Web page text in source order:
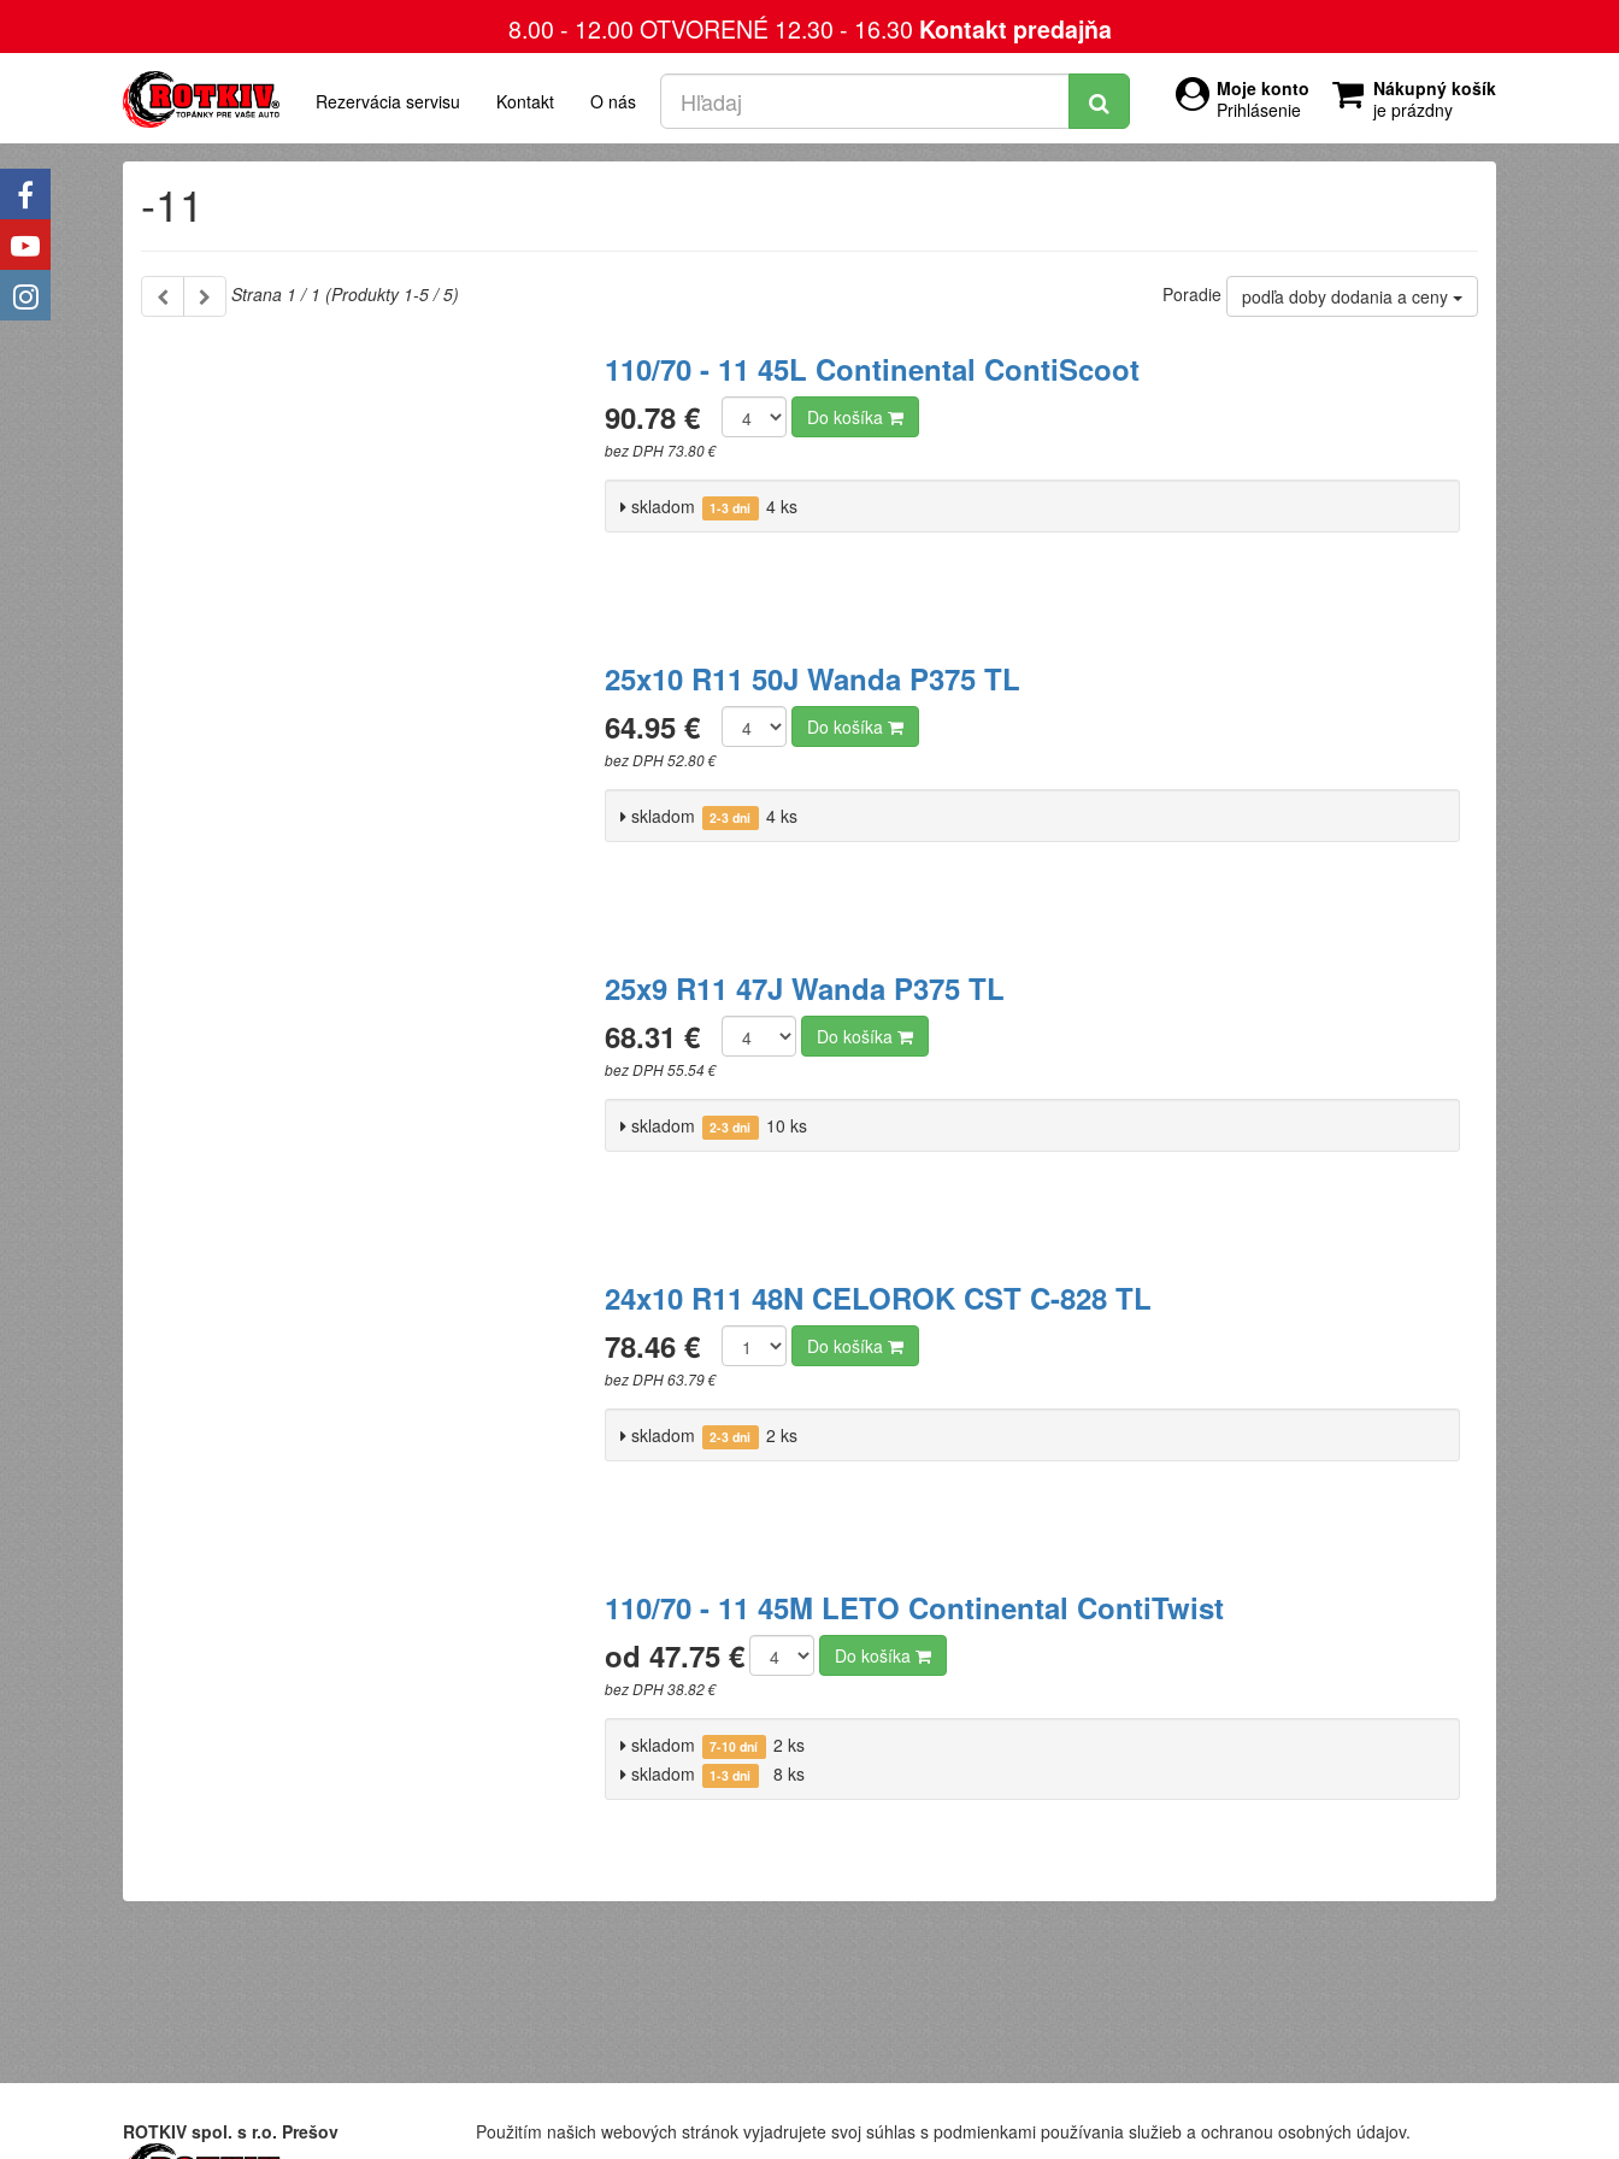
8.00 - 12.00 OTVORENÉ 12.30 - 16.30 Kontakt predajňa
Moje konto
Prihlásenie
Nákupný košík
je prázdny
Rezervácia servisu Kontakt O nás
-11
Poradie podľa doby dodania a ceny
Strana 1 / 1 (Produkty 1-5 / 5)
110/70 - 11 45L Continental ContiScoot
90.78 €
bez DPH 73.80 €
Do košíka
skladom 1-3 dni 4 ks
25x10 R11 50J Wanda P375 TL
64.95 €
bez DPH 52.80 €
Do košíka
skladom 2-3 dni 4 ks
25x9 R11 47J Wanda P375 TL
68.31 €
bez DPH 55.54 €
Do košíka
skladom 2-3 dni 10 ks
24x10 R11 48N CELOROK CST C-828 TL
78.46 €
bez DPH 63.79 €
Do košíka
skladom 2-3 dni 2 ks
110/70 - 11 45M LETO Continental ContiTwist
od 47.75 €
bez DPH 38.82 €
Do košíka
skladom 7-10 dní
2 ks
skladom
1-3 dni 8 ks
ROTKIV spol. s r.o. Prešov Použitím našich webových stránok vyjadrujete svoj súhlas s podmienkami používania služieb a ochranou osobných údajov.